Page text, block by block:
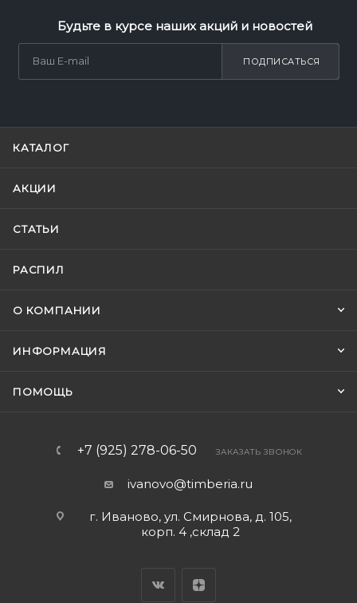
Будьте в курсе наших акций и новостей
ПОДПИСАТЬСЯ
КАТАЛОГ
АКЦИИ
СТАТЬИ
РАСПИЛ
О КОМПАНИИ
ИНФОРМАЦИЯ
ПОМОЩЬ
+7 (925) 278-06-50 ЗАКАЗАТЬ ЗВОНОК
ivanovo@timberia.ru
г. Иваново, ул. Смирнова, д. 105,
корп. 4 ,склад 2